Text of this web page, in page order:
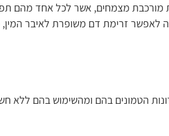
הייחודית מורכבת מצמחים, אשר לכל אחד מהם
דם משופרת לאיבר המין, לסייע
בהם ומהשימוש בהם ללא חשש.